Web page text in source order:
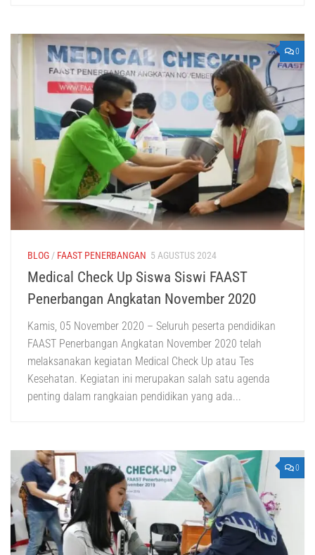
0
BLOG / FAAST PENERBANGAN 5 AGUSTUS 2024
Medical Check Up Siswa Siswi FAAST
Penerbangan Angkatan November 2020
Kamis, 05 November 2020 – Seluruh peserta pendidikan
FAAST Penerbangan Angkatan November 2020 telah
melaksanakan kegiatan Medical Check Up atau Tes
Kesehatan. Kegiatan ini merupakan salah satu agenda
penting dalam rangkaian pendidikan yang ada...
0